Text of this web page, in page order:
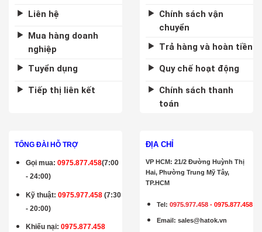
Liên hệ
Mua hàng doanh
nghiệp
Tuyển dụng
Tiếp thị liên kết
Chính sách vận
chuyển
Trả hàng và hoàn tiền
Quy chế hoạt động
Chính sách thanh
toán
TỔNG ĐÀI HỖ TRỢ
Gọi mua:0975.877.458(7:00
- 24:00)
Kỹ thuật:0975.977.458 (7:30
- 20:00)
Khiếu nại: 0975.877.458
ĐỊA CHỈ
VP HCM: 21/2 Đường Huỳnh Thị
Hai, Phường Trung Mỹ Tây,
TP.HCM
Tel:0975.977.458 -0975.877.458
Email:sales@hatok.vn